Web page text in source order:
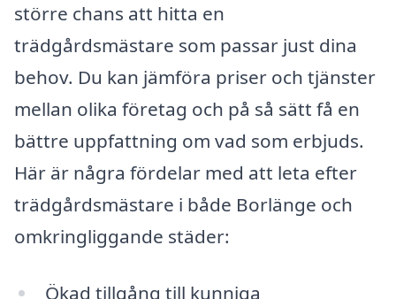
större chans att hitta en
trädgårdsmästare som passar just dina
behov. Du kan jämföra priser och tjänster
mellan olika företag och på så sätt få en
bättre uppfattning om vad som erbjuds.
Här är några fördelar med att leta efter
trädgårdsmästare i både Borlänge och
omkringliggande städer:
Ökad tillgång till kunniga